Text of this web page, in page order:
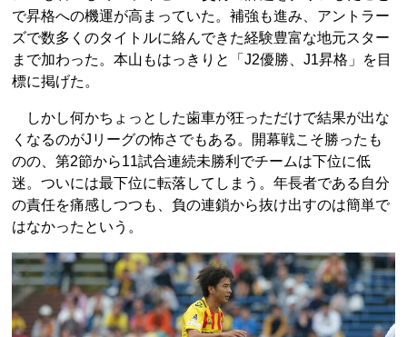
で昇格への機運が高まっていた。補強も進み、アントラー
ズで数多くのタイトルに絡んできた経験豊富な地元スター
まで加わった。本山もはっきりと「J2優勝、J1昇格」を目
標に掲げた。
しかし何かちょっとした歯車が狂っただけで結果が出な
くなるのがJリーグの怖さでもある。開幕戦こそ勝ったも
のの、第2節から11試合連続未勝利でチームは下位に低
迷。ついには最下位に転落してしまう。年長者である自分
の責任を痛感しつつも、負の連鎖から抜け出すのは簡単で
はなかったという。